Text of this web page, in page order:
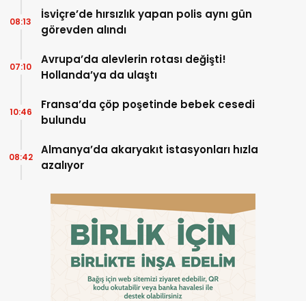
İsviçre’de hırsızlık yapan polis aynı gün
görevden alındı
08:13
Avrupa’da alevlerin rotası değişti!
Hollanda’ya da ulaştı
07:10
Fransa’da çöp poşetinde bebek cesedi
bulundu
10:46
Almanya’da akaryakıt istasyonları hızla
azalıyor
08:42